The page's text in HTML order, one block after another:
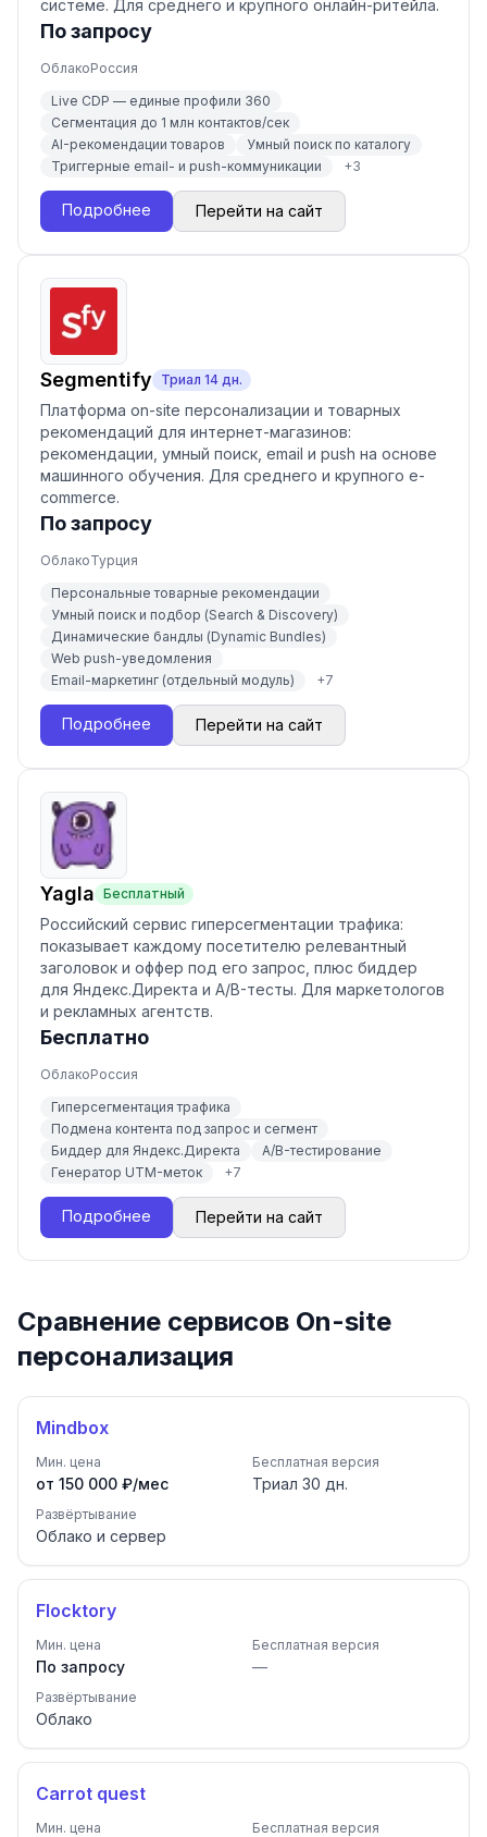
системе. Для среднего и крупного онлайн-ритейла.
По запросу
ОблакоРоссия
Live CDP — единые профили 360
Сегментация до 1 млн контактов/сек
AI-рекомендации товаров
Умный поиск по каталогу
Триггерные email- и push-коммуникации
+3
Подробнее Перейти на сайт
Segmentify Триал 14 дн.
Платформа on-site персонализации и товарных
рекомендаций для интернет-магазинов:
рекомендации, умный поиск, email и push на основе
машинного обучения. Для среднего и крупного e-
commerce.
По запросу
ОблакоТурция
Персональные товарные рекомендации
Умный поиск и подбор (Search & Discovery)
Динамические бандлы (Dynamic Bundles)
Web push-уведомления
Email-маркетинг (отдельный модуль)
+7
Подробнее Перейти на сайт
Yagla Бесплатный
Российский сервис гиперсегментации трафика:
показывает каждому посетителю релевантный
заголовок и оффер под его запрос, плюс биддер
для Яндекс.Директа и A/B-тесты. Для маркетологов
и рекламных агентств.
Бесплатно
ОблакоРоссия
Гиперсегментация трафика
Подмена контента под запрос и сегмент
Биддер для Яндекс.Директа
A/B-тестирование
Генератор UTM-меток
+7
Подробнее Перейти на сайт
Сравнение сервисов On-site
персонализация
Mindbox
Мин. цена
от 150 000 ₽/мес
Бесплатная версия
Триал 30 дн.
Развёртывание
Облако и сервер
Flocktory
Мин. цена
По запросу
Бесплатная версия
—
Развёртывание
Облако
Carrot quest
Мин. цена Бесплатная версия